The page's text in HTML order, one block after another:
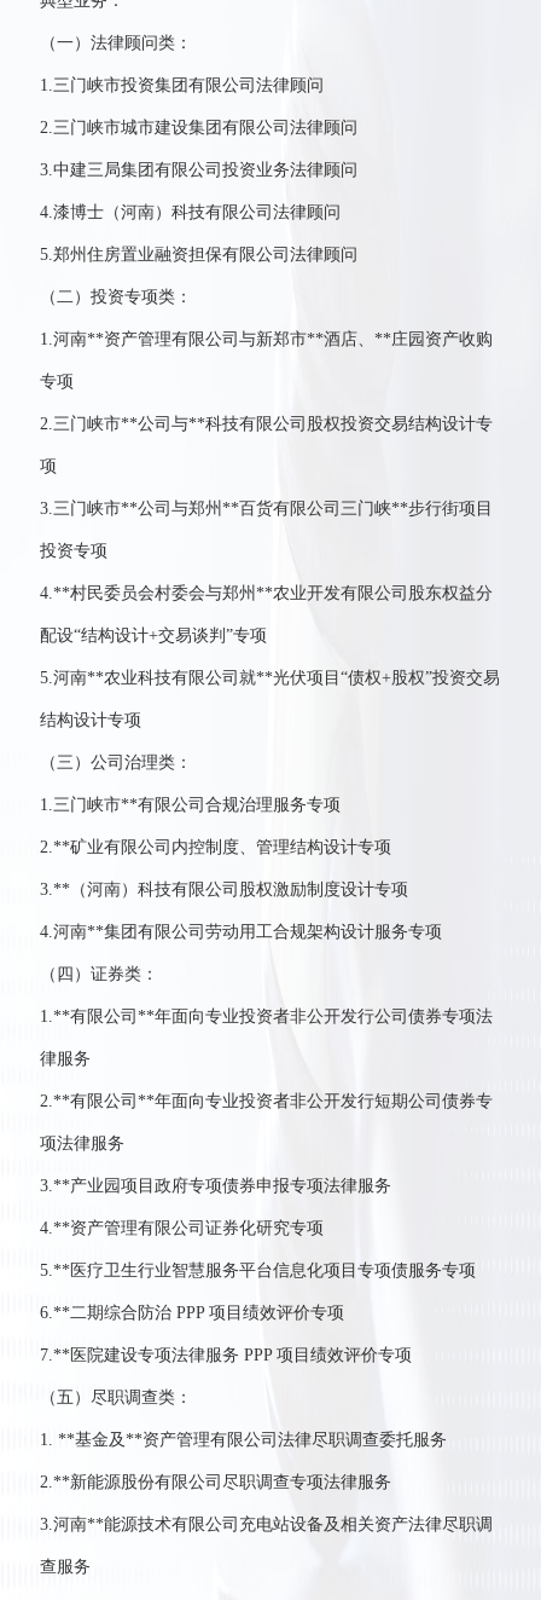
（一）法律顾问类：
1.三门峡市投资集团有限公司法律顾问
2.三门峡市城市建设集团有限公司法律顾问
3.中建三局集团有限公司投资业务法律顾问
4.漆博士（河南）科技有限公司法律顾问
5.郑州住房置业融资担保有限公司法律顾问
（二）投资专项类：
1.河南**资产管理有限公司与新郑市**酒店、**庄园资产收购
专项
2.三门峡市**公司与**科技有限公司股权投资交易结构设计专
项
3.三门峡市**公司与郑州**百货有限公司三门峡**步行街项目
投资专项
4.**村民委员会村委会与郑州**农业开发有限公司股东权益分
配设“结构设计+交易谈判”专项
5.河南**农业科技有限公司就**光伏项目“债权+股权”投资交易
结构设计专项
（三）公司治理类：
1.三门峡市**有限公司合规治理服务专项
2.**矿业有限公司内控制度、管理结构设计专项
3.**（河南）科技有限公司股权激励制度设计专项
4.河南**集团有限公司劳动用工合规架构设计服务专项
（四）证券类：
1.**有限公司**年面向专业投资者非公开发行公司债券专项法
律服务
2.**有限公司**年面向专业投资者非公开发行短期公司债券专
项法律服务
3.**产业园项目政府专项债券申报专项法律服务
4.**资产管理有限公司证券化研究专项
5.**医疗卫生行业智慧服务平台信息化项目专项债服务专项
6.**二期综合防治 PPP 项目绩效评价专项
7.**医院建设专项法律服务 PPP 项目绩效评价专项
（五）尽职调查类：
1. **基金及**资产管理有限公司法律尽职调查委托服务
2.**新能源股份有限公司尽职调查专项法律服务
3.河南**能源技术有限公司充电站设备及相关资产法律尽职调
查服务